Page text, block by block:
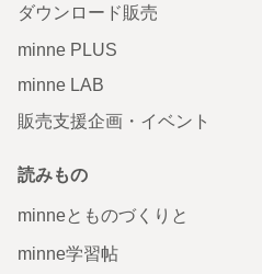
ダウンロード販売
minne PLUS
minne LAB
販売支援企画・イベント
読みもの
minneとものづくりと
minne学習帖